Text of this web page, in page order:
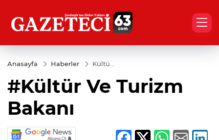
Anasayfa Haberler
Kültür
Turizm
Bakanı
#Kültür Ve Turizm
Bakanı